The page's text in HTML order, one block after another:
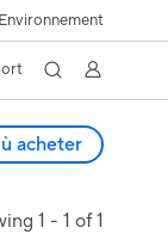
Environnement
acheter
1 - 1 of 1